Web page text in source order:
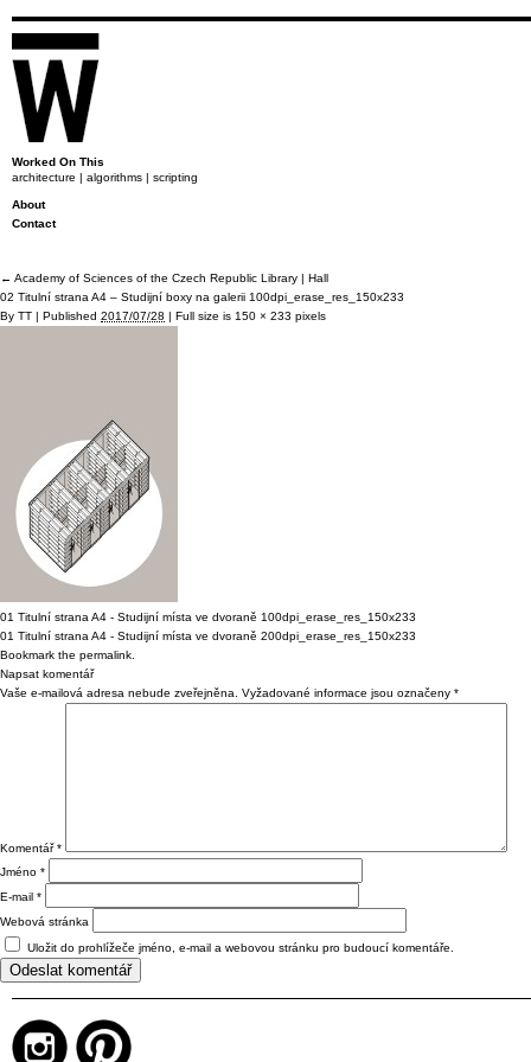
Worked On This
architecture | algorithms | scripting
About
Contact
← Academy of Sciences of the Czech Republic Library | Hall
02 Titulní strana A4 – Studijní boxy na galerii 100dpi_erase_res_150x233
By TT | Published 2017/07/28 | Full size is 150 × 233 pixels
01 Titulní strana A4 - Studijní místa ve dvoraně 100dpi_erase_res_150x233
01 Titulní strana A4 - Studijní místa ve dvoraně 200dpi_erase_res_150x233
Bookmark the permalink
Napsat komentář
Vaše e-mailová adresa nebude zveřejněna.
Vyžadované informace jsou označeny *
Komentář*
Jméno *
E-mail *
Webová stránka
Uložit do prohlížeče jméno, e-mail a webovou stránku pro budoucí komentáře.